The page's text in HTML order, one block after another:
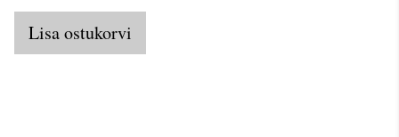
Lisa ostukorvi